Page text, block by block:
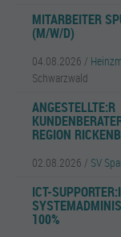
MITARBEITER
(M/W/D)
04.08.2026 /
Schwarzwald
ANGESTELLTE:R
REGION
02.08.2026 / SV
ICT-
100%